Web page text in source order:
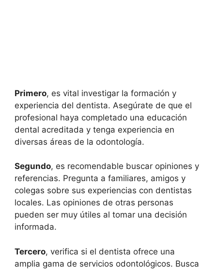
Primero, es vital investigar la formación y
experiencia del dentista. Asegúrate de que el
profesional haya completado una educación
dental acreditada y tenga experiencia en
diversas áreas de la odontología.
Segundo, es recomendable buscar opiniones y
referencias. Pregunta a familiares, amigos y
colegas sobre sus experiencias con dentistas
locales. Las opiniones de otras personas
pueden ser muy útiles al tomar una decisión
informada.
Tercero, verifica si el dentista ofrece una
amplia gama de servicios odontológicos. Busca